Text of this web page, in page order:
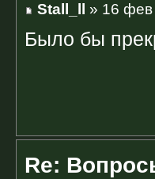
Stall_ll » 16 фев
Было бы
Re: